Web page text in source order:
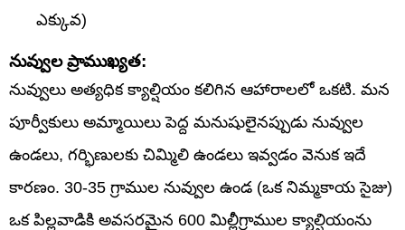
ఎక్కువ)
నువ్వుల ప్రాముఖ్యత:
నువ్వులు అత్యధిక క్యాల్షియం కలిగిన ఆహారాలలో ఒకటి. మన
పూర్వీకులు అమ్మాయిలు పెద్ద మనుషులైనప్పుడు నువ్వుల
ఉండలు, గర్భిణులకు చిమ్మిలి ఉండలు ఇవ్వడం వెనుక ఇదే
కారణం. 30-35 గ్రాముల నువ్వుల ఉండ (ఒక నిమ్మకాయ సైజు)
ఒక పిల్లవాడికి అవసరమైన 600 మిల్లీగ్రాముల క్యాల్షియంను